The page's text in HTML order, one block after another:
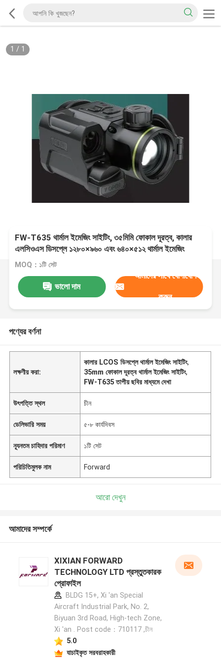
1 / 1
FW-T635 থার্মাল ইমেজিং সাইটিং, ৩৫মিমি ফোকাল দূরত্ব, কালার
এলসিওএস ডিসপ্লে ১২৮০×৯৬০ এবং ৬৪০×৫১২ থার্মাল ইমেজিং
রেজোলিউশন
MOQ：১টি সেট
ভালো দাম
আমাদের সাথে যোগাযোগ
করুন
পণ্যের বর্ণনা
লক্ষণীয় করা:
কালার LCOS ডিসপ্লে থার্মাল ইমেজিং সাইটিং,
35mm ফোকাল দূরত্ব থার্মাল ইমেজিং সাইটিং,
FW-T635 তাপীয় ছবির মাধ্যমে দেখা
উৎপত্তি স্থল চীন
ডেলিভারি সময় ৫-৮ কার্যদিবস
ন্যূনতম চাহিদার পরিমাণ ১টি সেট
পরিচিতিমুলক নাম Forward
আরো দেখুন
আমাদের সম্পর্কে
XIXIAN FORWARD
TECHNOLOGY LTD প্রস্তুতকারক
প্রোফাইল
BLDG 15+, Xi 'an Special
Aircraft Industrial Park, No. 2,
Biyuan 3rd Road, High-tech Zone,
Xi 'an . Post code：710117 ,চীন
5.0
যাচাইকৃত সরবরাহকারী